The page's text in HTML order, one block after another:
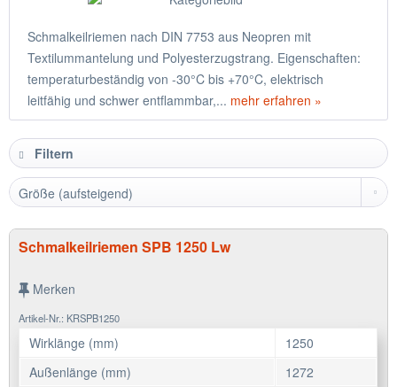
Schmalkeilriemen nach DIN 7753 aus Neopren mit
Textilummantelung und Polyesterzugstrang. Eigenschaften:
temperaturbeständig von -30°C bis +70°C, elektrisch
leitfähig und schwer entflammbar,... mehr erfahren »
Filtern
Schmalkeilriemen SPB 1250 Lw
Merken
Artikel-Nr.: KRSPB1250
Wirklänge (mm)
1250
Außenlänge (mm)
1272